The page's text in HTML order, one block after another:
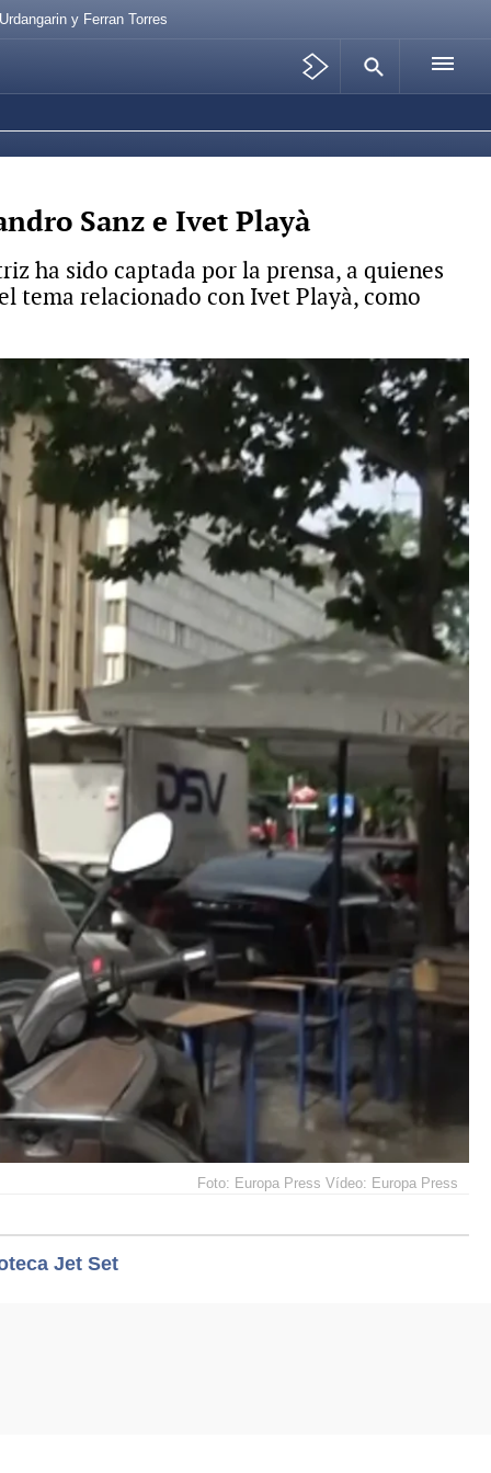
y Ferran Torres
Sanz e Ivet Playà
ha sido captada por la prensa, a quienes
tema relacionado con Ivet Playà, como
Foto: Europa Press Vídeo: Europa Press
Jet Set